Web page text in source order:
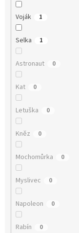
Voják 1
Selka 1
Astronaut 0
Kat 0
Letuška 0
Kněz 0
Mochomůrka 0
Myslivec 0
Napoleon 0
Rabín 0